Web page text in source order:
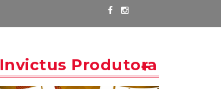
Invictus Produtora